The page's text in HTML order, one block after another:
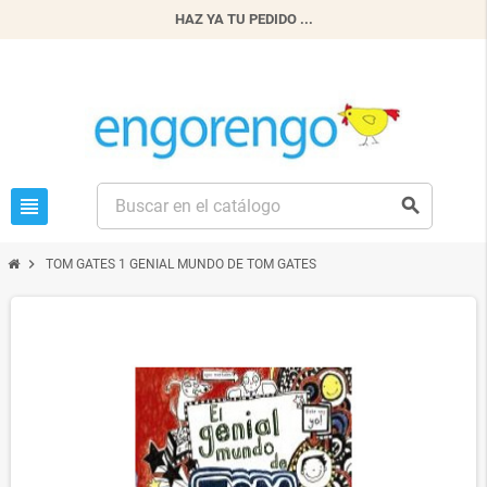
HAZ YA TU PEDIDO ...
view_headline search
chevron_right TOM GATES 1 GENIAL MUNDO DE TOM GATES